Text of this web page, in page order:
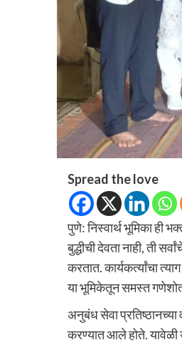
Spread the love
पुणे: निस्वार्थ भूमिका ही
बुद्धीची देवता नाही, ती
करतात. कार्यकर्त्यांचा
या भूमिकेतून समस्त
अनुबंध सेवा प्रतिष्ठानच्या
करण्यात आले होते.